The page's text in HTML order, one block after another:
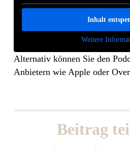
Inhalt
Weitere
Alternativ können Sie den
Anbietern wie Apple oder
Beitrag